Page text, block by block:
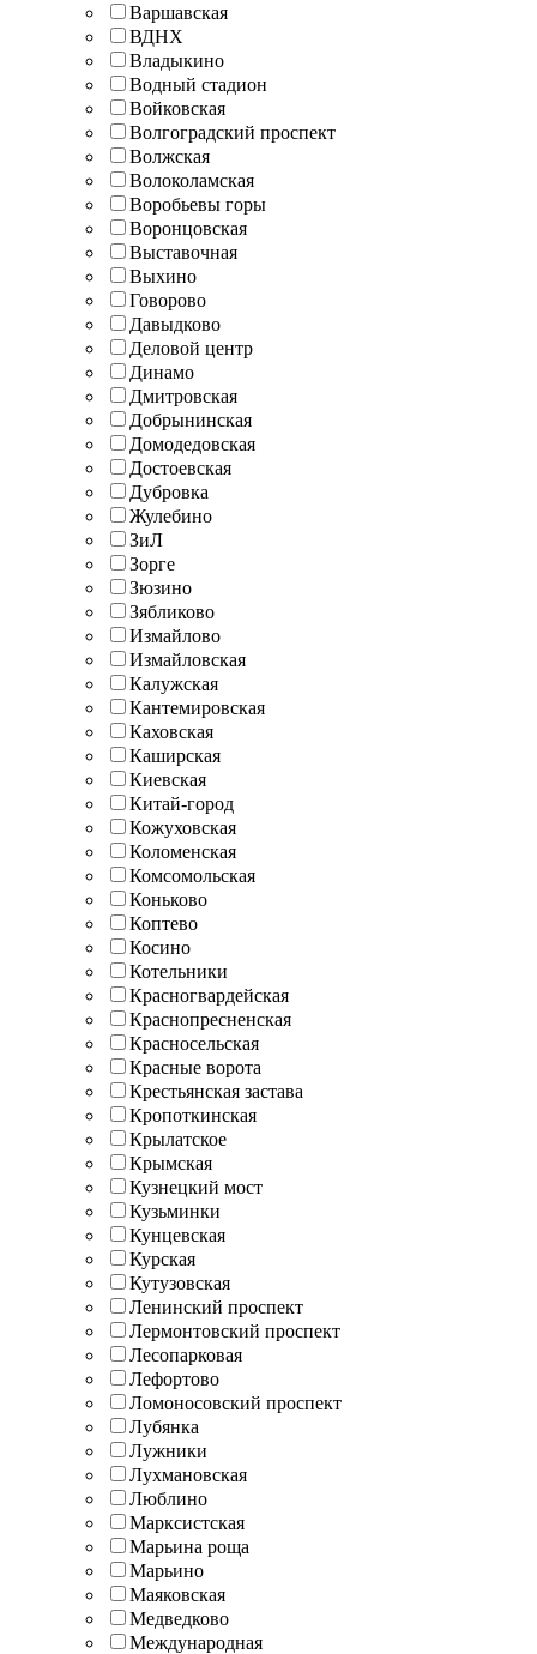
Варшавская
ВДНХ
Владыкино
Водный стадион
Войковская
Волгоградский проспект
Волжская
Волоколамская
Воробьевы горы
Воронцовская
Выставочная
Выхино
Говорово
Давыдково
Деловой центр
Динамо
Дмитровская
Добрынинская
Домодедовская
Достоевская
Дубровка
Жулебино
ЗиЛ
Зорге
Зюзино
Зябликово
Измайлово
Измайловская
Калужская
Кантемировская
Каховская
Каширская
Киевская
Китай-город
Кожуховская
Коломенская
Комсомольская
Коньково
Коптево
Косино
Котельники
Красногвардейская
Краснопресненская
Красносельская
Красные ворота
Крестьянская застава
Кропоткинская
Крылатское
Крымская
Кузнецкий мост
Кузьминки
Кунцевская
Курская
Кутузовская
Ленинский проспект
Лермонтовский проспект
Лесопарковая
Лефортово
Ломоносовский проспект
Лубянка
Лужники
Лухмановская
Люблино
Марксистская
Марьина роща
Марьино
Маяковская
Медведково
Международная